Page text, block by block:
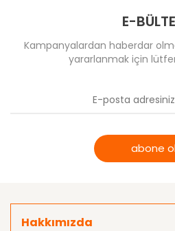
E-
Kampanyalardan haberdar
yararlanmak için
abone
Hakkımızda